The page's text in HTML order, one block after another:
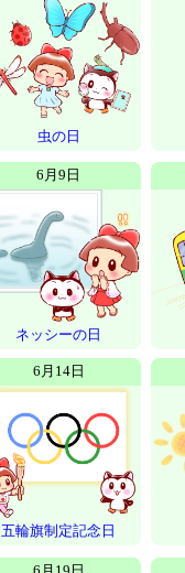
虫の日
6月9日
ネッシーの日
6月14日
五輪旗制定記念日